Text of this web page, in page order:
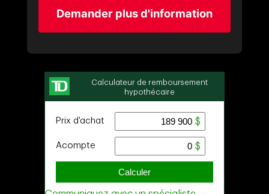
Demander plus d'information